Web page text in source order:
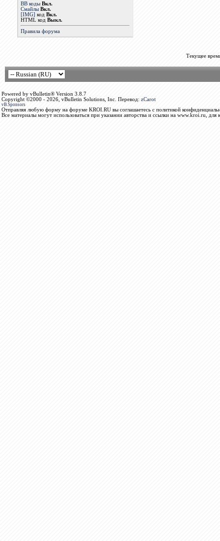
BB коды Вкл.
Смайлы Вкл.
[IMG] код Вкл.
HTML код Выкл.
Правила форума
Текущее
Powered by vBulletin® Version 3.8.7
Copyright ©2000 - 2026, vBulletin Solutions, Inc. Перевод: zCarot
vB.Sponsors
Отправляя любую форму на форуме KROI.RU вы соглашаетесь с политикой
Все материалы могут использоваться при указании авторства и ссылки на www.kroi.ru, для